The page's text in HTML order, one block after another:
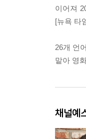
이어져
[뉴욕 타
26개 언
맡아 영
채널예